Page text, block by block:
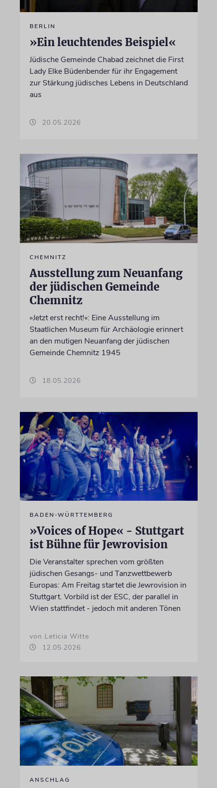
BERLIN
»Ein leuchtendes Beispiel«
Jüdische Gemeinde Chabad zeichnet die First
Lady Elke Büdenbender für ihr Engagement
zur Stärkung jüdisches Lebens in Deutschland
aus
20.05.2026
CHEMNITZ
Ausstellung zum Neuanfang
der jüdischen Gemeinde
Chemnitz
»Jetzt erst recht!«: Eine Ausstellung im
Staatlichen Museum für Archäologie erinnert
an den mutigen Neuanfang der jüdischen
Gemeinde Chemnitz 1945
18.05.2026
BADEN-WÜRTTEMBERG
»Voices of Hope« - Stuttgart
ist Bühne für Jewrovision
Die Veranstalter sprechen vom größten
jüdischen Gesangs- und Tanzwettbewerb
Europas: Am Freitag startet die Jewrovision in
Stuttgart. Vorbild ist der ESC, der parallel in
Wien stattfindet - jedoch mit anderen Tönen
von Leticia Witte
12.05.2026
ANSCHLAG